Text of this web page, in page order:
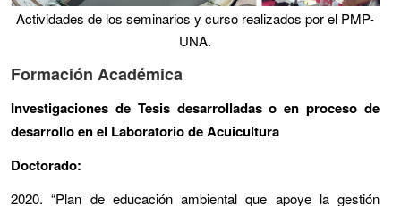
Actividades de los seminarios y curso realizados por el PMP-
UNA.
Formación Académica
Investigaciones de Tesis desarrolladas o en proceso de
desarrollo en el Laboratorio de Acuicultura
Doctorado:
2020. “Plan de educación ambiental que apoye la gestión